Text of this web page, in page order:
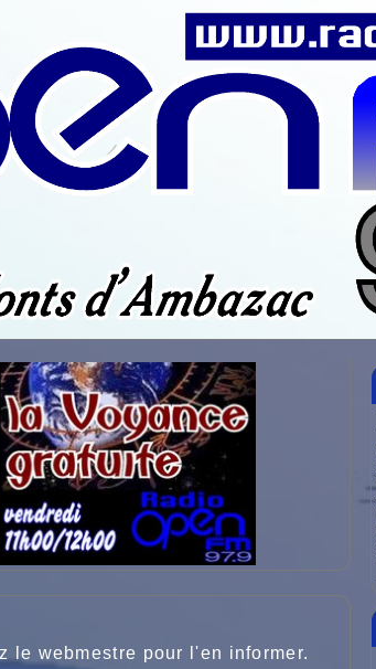
le webmestre pour l'en informer.